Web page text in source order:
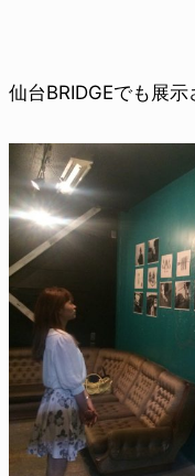
仙台BRIDGEでも展示